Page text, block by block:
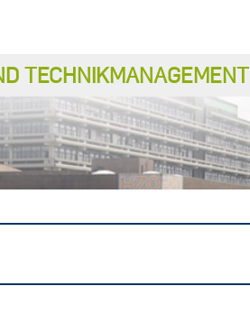
TECHNIKMANAGEMENT